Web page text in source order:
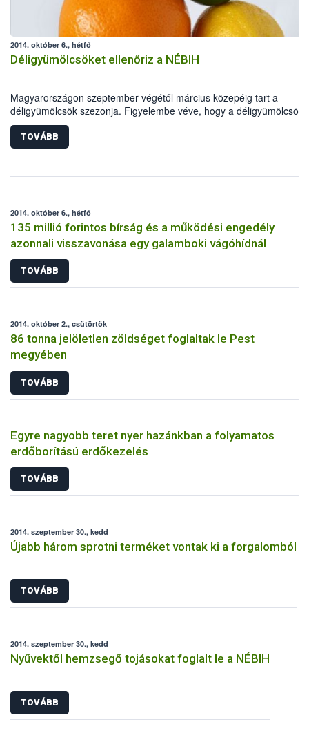
2014. október 6., hétfő
Déligyümölcsöket ellenőriz a NÉBIH
Magyarországon szeptember végétől március közepéig tart a
déligyümölcsök szezonja. Figyelembe véve, hogy a déligyümölcsök
minősége a szezon kezdeti szakaszában nem mindig kielégítő, Dr.
Fazekas Sándor földművelésügyi miniszter elrendelte, hogy a
kiemelten ellenőrizze e termékek minőségét. Az ellenőrzések során
avokádót és a kereskedők polcain egyre nagyobb mennyiségben
déligyümölcs-fogyasztás közel 12 kilogramm.
TOVÁBB
2014. október 6., hétfő
135 millió forintos bírság és a működési engedély
azonnali visszavonása egy galamboki vágóhídnál
TOVÁBB
2014. október 2., csütörtök
86 tonna jelöletlen zöldséget foglaltak le Pest
megyében
TOVÁBB
Egyre nagyobb teret nyer hazánkban a folyamatos
erdőborítású erdőkezelés
TOVÁBB
2014. szeptember 30., kedd
Újabb három sprotni terméket vontak ki a forgalomból
TOVÁBB
2014. szeptember 30., kedd
Nyűvektől hemzsegő tojásokat foglalt le a NÉBIH
TOVÁBB